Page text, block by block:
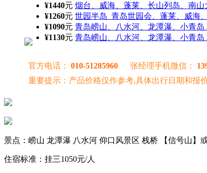
¥1440元 烟台、威海、蓬莱、长山列岛、南山
¥1260元 世园半岛_青岛世园会、蓬莱、威海
¥1090元 青岛崂山、八水河、龙潭瀑、小青岛
¥1130元 青岛崂山、八水河、龙潭瀑、小青岛
官方电话： 010-51285960 张经理手机微信：
重要提示：产品价格仅作参考,具体出行日期和报
景点：崂山 龙潭瀑 八水河 仰口风景区 栈桥 【信号山】
住宿标准：挂三1050元/人